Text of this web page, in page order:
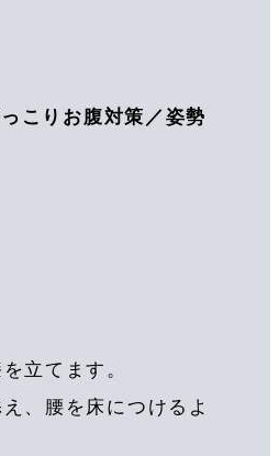
こりお腹対策／姿勢
立てます。
、腰を床につけるよ